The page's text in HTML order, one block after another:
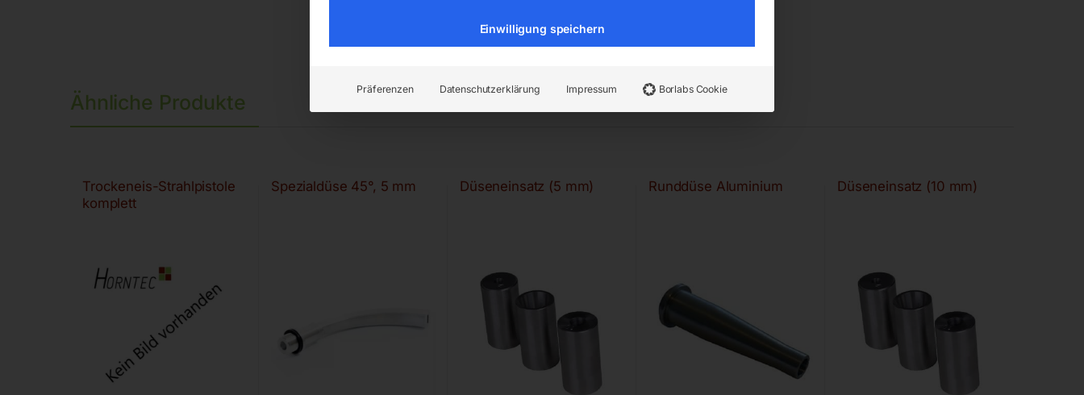
Ähnliche Produkte
Trockeneis-Strahlpistole
komplett
Spezialdüse 45°, 5 mm Düseneinsatz (5 mm) Runddüse Aluminium Düseneinsatz (10 mm)
Einwilligung speichern
Präferenzen Datenschutzerklärung Impressum Borlabs Cookie